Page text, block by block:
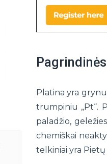
Platina yra
trumpiniu „Pt“.
paladžio,
chemiškai
telkiniai yra Pietų